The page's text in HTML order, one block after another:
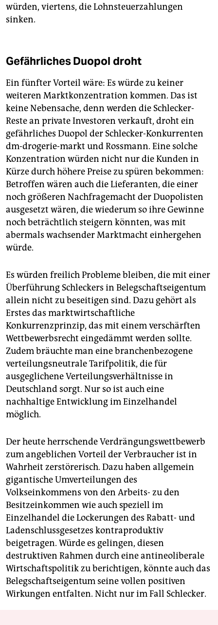
würden, viertens, die Lohnsteuerzahlungen
sinken.
Gefährliches Duopol droht
Ein fünfter Vorteil wäre: Es würde zu keiner
weiteren Marktkonzentration kommen. Das ist
keine Nebensache, denn werden die Schlecker-
Reste an private Investoren verkauft, droht ein
gefährliches Duopol der Schlecker-Konkurrenten
dm-drogerie-markt und Rossmann. Eine solche
Konzentration würden nicht nur die Kunden in
Kürze durch höhere Preise zu spüren bekommen:
Betroffen wären auch die Lieferanten, die einer
noch größeren Nachfragemacht der Duopolisten
ausgesetzt wären, die wiederum so ihre Gewinne
noch beträchtlich steigern könnten, was mit
abermals wachsender Marktmacht einhergehen
würde.
Es würden freilich Probleme bleiben, die mit einer
Überführung Schleckers in Belegschaftseigentum
allein nicht zu beseitigen sind. Dazu gehört als
Erstes das marktwirtschaftliche
Konkurrenzprinzip, das mit einem verschärften
Wettbewerbsrecht eingedämmt werden sollte.
Zudem bräuchte man eine branchenbezogene
verteilungsneutrale Tarifpolitik, die für
ausgeglichene Verteilungsverhältnisse in
Deutschland sorgt. Nur so ist auch eine
nachhaltige Entwicklung im Einzelhandel
möglich.
Der heute herrschende Verdrängungswettbewerb
zum angeblichen Vorteil der Verbraucher ist in
Wahrheit zerstörerisch. Dazu haben allgemein
gigantische Umverteilungen des
Volkseinkommens von den Arbeits- zu den
Besitzeinkommen wie auch speziell im
Einzelhandel die Lockerungen des Rabatt- und
Ladenschlussgesetzes kontraproduktiv
beigetragen. Würde es gelingen, diesen
destruktiven Rahmen durch eine antineoliberale
Wirtschaftspolitik zu berichtigen, könnte auch das
Belegschaftseigentum seine vollen positiven
Wirkungen entfalten. Nicht nur im Fall Schlecker.